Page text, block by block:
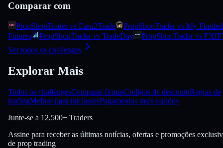
Comparar com
PropShopTrader vs Earn2Trade
PropShopTrader vs My Funded
Futures
PropShopTrader vs TradeDay
PropShopTrader vs
Ver todos os challenges
Explorar Mais
Todos os challengesComparar firmasCodigos de descontoRegras de
tradingMelhor para iniciantesPagamentos mais rapidos
Junte-se a 12,500+ Traders
Assine para receber as últimas notícias, ofertas e promoções
de prop trading